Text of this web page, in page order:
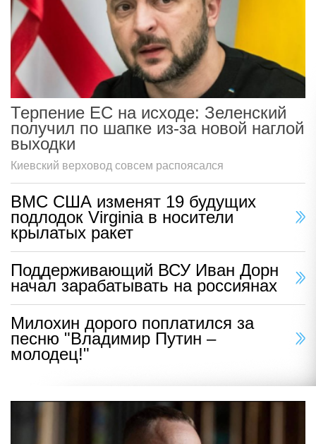
Терпение ЕС на исходе: Зеленский
получил по шапке из-за новой наглой
выходки
Киевский верховод совсем распоясался
ВМС США изменят 19 будущих
подлодок Virginia в носители
крылатых ракет
Поддерживающий ВСУ Иван Дорн
начал зарабатывать на россиянах
Милохин дорого поплатился за
песню "Владимир Путин –
молодец!"